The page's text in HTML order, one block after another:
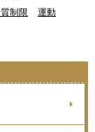
制限
運動